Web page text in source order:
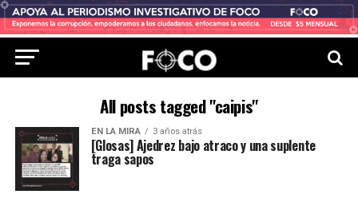
All posts tagged "caipis"
EN LA MIRA 3 años atrás
[Glosas] Ajedrez bajo atraco y una suplente
traga sapos